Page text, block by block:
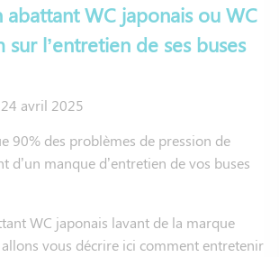
WC japonais ou WC
sur l’entretien de ses buses
24 avril 2025
90% des problèmes de pression de
d’un manque d’entretien de vos buses
WC japonais lavant de la marque
vous décrire ici comment entretenir